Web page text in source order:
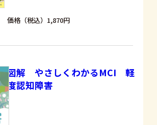
価格（税込）1,870円
図解 やさしくわかるMCI 軽
度認知障害